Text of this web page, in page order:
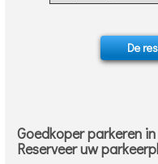
Goedkoper parkeren
Reserveer uw